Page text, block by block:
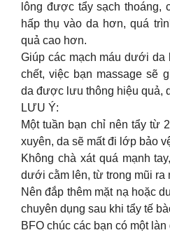
lông được tẩy sạch thoáng,
hấp thụ vào da hơn, quá
quả cao hơn.
Giúp các mạch máu dưới da
chết, việc bạn massage sẽ
da được lưu thông hiệu quả,
LƯU Ý:
Một tuần bạn chỉ nên tẩy từ
xuyên, da sẽ mất đi lớp bảo
Không chà xát quá mạnh
dưới cằm lên, từ trong mũi ra
Nên đắp thêm mặt nạ hoặc
chuyên dụng sau khi tẩy tế
BFO chúc các bạn có một làn